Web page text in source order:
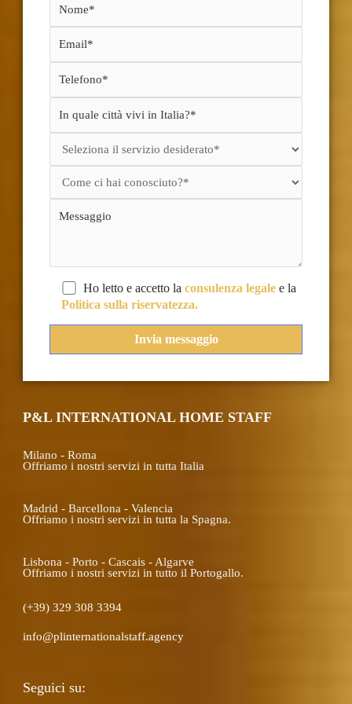
Ho letto e accetto laconsulenza legale e la
Politica sulla riservatezza.
P&L INTERNATIONAL HOME STAFF
Milano - Roma
Offriamo i nostri servizi in tutta Italia
Madrid - Barcellona - Valencia
Offriamo i nostri servizi in tutta la Spagna.
Lisbona - Porto - Cascais - Algarve
Offriamo i nostri servizi in tutto il Portogallo.
(+39) 329 308 3394
info@plinternationalstaff.agency
Seguici su: